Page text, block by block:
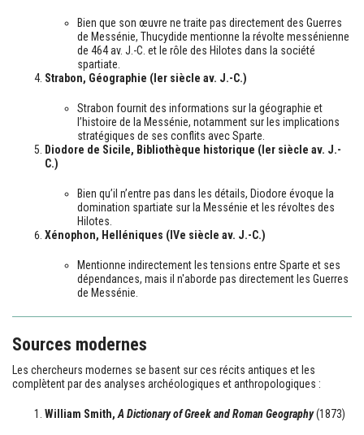
Bien que son œuvre ne traite pas directement des Guerres
de Messénie, Thucydide mentionne la révolte messénienne
de 464 av. J.-C. et le rôle des Hilotes dans la société
spartiate.
Strabon, Géographie (Ier siècle av. J.-C.)
Strabon fournit des informations sur la géographie et
l’histoire de la Messénie, notamment sur les implications
stratégiques de ses conflits avec Sparte.
Diodore de Sicile, Bibliothèque historique (Ier siècle av. J.-
C.)
Bien qu’il n’entre pas dans les détails, Diodore évoque la
domination spartiate sur la Messénie et les révoltes des
Hilotes.
Xénophon, Helléniques (IVe siècle av. J.-C.)
Mentionne indirectement les tensions entre Sparte et ses
dépendances, mais il n'aborde pas directement les Guerres
de Messénie.
Sources modernes
Les chercheurs modernes se basent sur ces récits antiques et les
complètent par des analyses archéologiques et anthropologiques :
William Smith, A Dictionary of Greek and Roman Geography(1873)